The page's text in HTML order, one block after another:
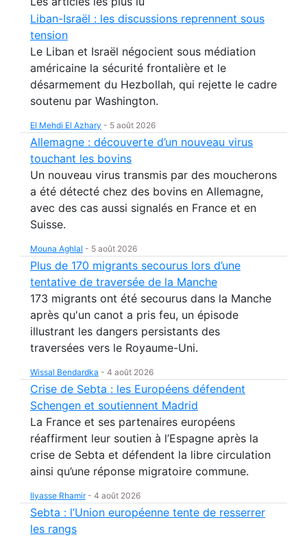
Liban-Israël : les discussions reprennent sous
tension
Le Liban et Israël négocient sous médiation
américaine la sécurité frontalière et le
désarmement du Hezbollah, qui rejette le cadre
soutenu par Washington.
El Mehdi El Azhary - 5 août 2026
Allemagne : découverte d’un nouveau virus
touchant les bovins
Un nouveau virus transmis par des moucherons
a été détecté chez des bovins en Allemagne,
avec des cas aussi signalés en France et en
Suisse.
Mouna Aghlal - 5 août 2026
Plus de 170 migrants secourus lors d’une
tentative de traversée de la Manche
173 migrants ont été secourus dans la Manche
après qu'un canot a pris feu, un épisode
illustrant les dangers persistants des
traversées vers le Royaume-Uni.
Wissal Bendardka - 4 août 2026
Crise de Sebta : les Européens défendent
Schengen et soutiennent Madrid
La France et ses partenaires européens
réaffirment leur soutien à l’Espagne après la
crise de Sebta et défendent la libre circulation
ainsi qu’une réponse migratoire commune.
Ilyasse Rhamir- 4 août 2026
Sebta : l’Union européenne tente de resserrer
les rangs